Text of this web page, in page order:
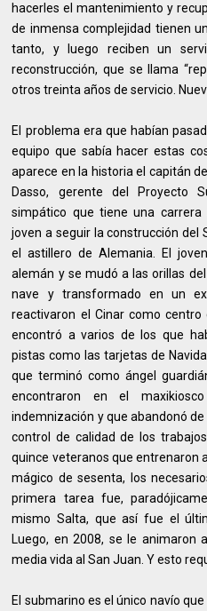
hacerles el mantenimiento y
de inmensa complejidad tienen
tanto, y luego reciben un
reconstrucción, que se llama
otros treinta años de servicio.
El problema era que habían
equipo que sabía hacer estas
aparece en la historia el capitán
Dasso, gerente del Proyecto
simpático que tiene una
joven a seguir la construcción del
el astillero de Alemania. El
alemán y se mudó a las orillas
nave y transformado en un
reactivaron el Cinar como
encontró a varios de los que
pistas como las tarjetas de
que terminó como ángel
encontraron en el
indemnización y que abandonó
control de calidad de los
quince veteranos que entrenaron
mágico de sesenta, los
primera tarea fue,
mismo Salta, que así fue el
Luego, en 2008, se le animaron
media vida al San Juan. Y esto
El submarino es el único navío